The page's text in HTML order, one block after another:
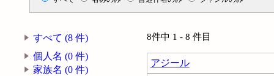
すべて (8 件)
個人名 (0 件)
家族名 (0 件)
8件中 1 - 8 件目
アジール